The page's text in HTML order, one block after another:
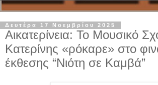
Δευτέρα 17 Νοεμβρίου 2025
Αικατερίνεια: Το Μουσικό
Κατερίνης «ρόκαρε» στο
έκθεσης “Νιότη σε Καμβά”